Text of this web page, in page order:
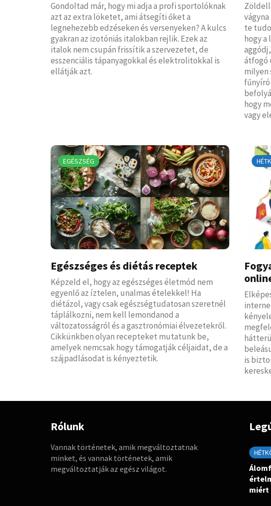
Gondoltad már, hogy mi adja a profi sportolóknak
azt az extra löketet, ami átsegíti őket a
legnehezebb edzéseken és versenyeken? A kulcs
gyakran az izotóniás italokban rejlik. Ezek az
italok nem csupán frissítik a szervezetet, de
esszenciális tápanyagokkal és elektrolitokkal is
ellátják azt.
te
hogy
átfogó
milyen
hogy
vagy
EGÉSZSÉG
Egészséges és diétás receptek
Képzeld el, hogy az egészséges életmód nem
egyenlő az íztelen, unalmas ételekkel! Ha
diétázol, vagy csak egészségtudatosan szeretnél
táplálkozni, nem kell lemondanod a
változatosságról és a gasztronómiai élvezetekről.
Cikkünkben olyan recepteket mutatunk be,
amelyek nemcsak hogy támogatják céljaidat, de a
szájpadlásodat is kényeztetik.
is
Rólunk
Vannak történetek, amik megváltoztatnak
minket, és vannak történetek, amik
megváltoztatják az egész világot.
miért